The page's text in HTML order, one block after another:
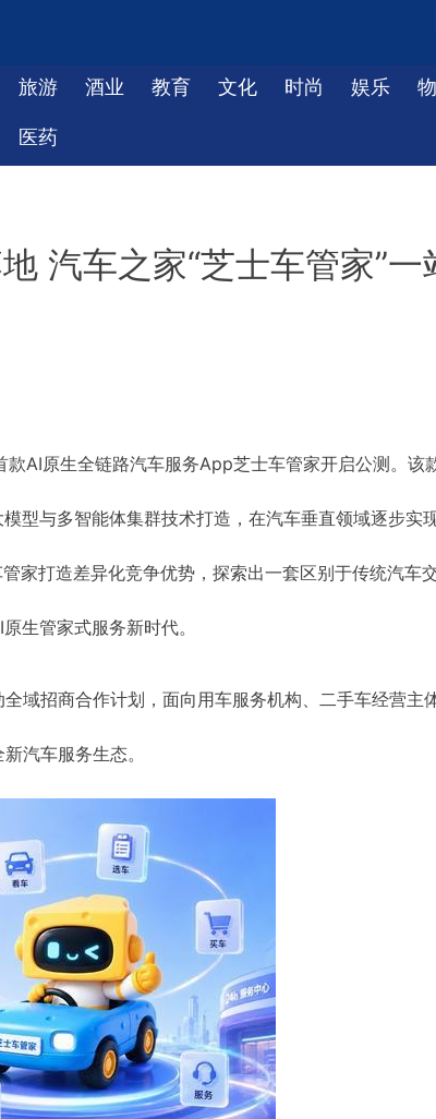
旅游 酒业 教育 文化 时尚 娱乐
医药
汽车之家“芝士车管家”一
AI原生全链路汽车服务App芝士车管家开启公测。该
型与多智能体集群技术打造，在汽车垂直领域逐步实
家打造差异化竞争优势，探索出一套区别于传统汽车
生管家式服务新时代。
域招商合作计划，面向用车服务机构、二手车经营主
汽车服务生态。